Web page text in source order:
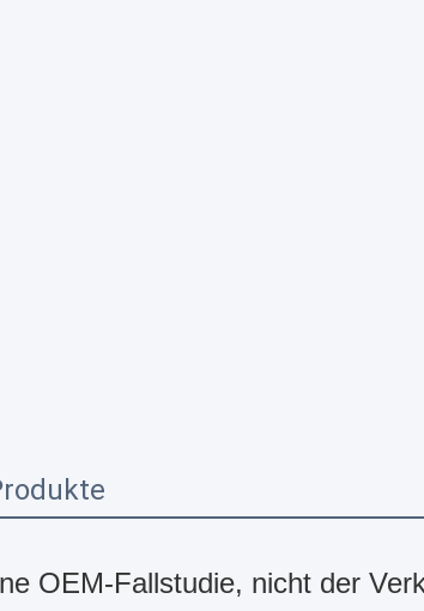
OEM-Fallstudie, nicht der